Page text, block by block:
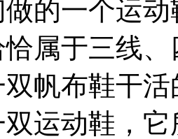
的一个运
属于三线
帆布鞋干
双运动鞋，